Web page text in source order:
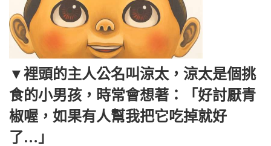
▼裡頭的主人公名叫涼太，涼太是個挑
食的小男孩，時常會想著：「好討厭青
椒喔，如果有人幫我把它吃掉就好
了…」